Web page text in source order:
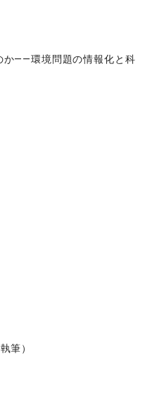
か――環境問題の情報化と科
筆）